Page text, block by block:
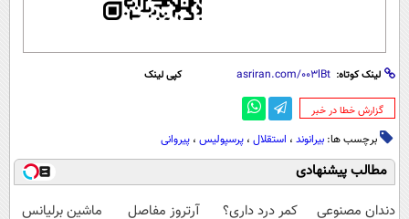
لینک کوتاه: کپی لینک
‌گزارش خطا در خبر
برچسب ها: بیرانوند ، استقلال ، پرسپولیس ، پیروانی
مطالب پیشنهادی
دندان مصنوعی
کمر درد داری؟
آرتروز مفاصل
ماشین برلیانس